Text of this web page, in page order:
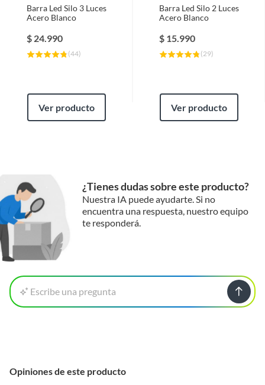
Compatibilidad No aplica
Barra Led Silo 3 Luces
Acero Blanco
$ 24.990
(44)
Ver producto
Barra Led Silo 2 Luces
Acero Blanco
$ 15.990
(29)
Ver producto
¿Tienes dudas sobre este producto?
Nuestra IA puede ayudarte. Si no
encuentra una respuesta, nuestro equipo
te responderá.
Escribe una pregunta
Opiniones de este producto